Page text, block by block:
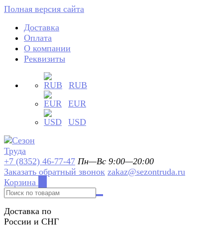
Полная версия сайта
Доставка
Оплата
О компании
Реквизиты
RUB
EUR
USD
+7 (8352) 46-77-47 Пн—Вс 9:00—20:00
Заказать обратный звонок zakaz@sezontruda.ru
Корзина
Доставка по
России и СНГ